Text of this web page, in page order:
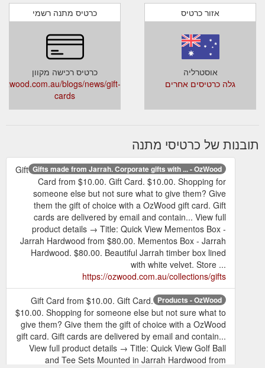
כרטיס מתנה רשמי
כרטיס רכישה מקוון
ozwood.com.au/blogs/news/gift-
cards
אזור כרטיס
אוסטרליה
גלה כרטיסים אחרים
תובנות של כרטיסי מתנה
Gifts made from Jarrah. Corporate gifts with ... - OzWood
Gift
Card from $10.00. Gift Card. $10.00. Shopping for
someone else but not sure what to give them? Give
them the gift of choice with a OzWood gift card. Gift
cards are delivered by email and contain... View full
product details → Title: Quick View Mementos Box -
Jarrah Hardwood from $80.00. Mementos Box - Jarrah
Hardwood. $80.00. Beautiful Jarrah timber box lined
with white velvet. Store ...
https://ozwood.com.au/collections/gifts
Products - OzWood
Gift Card from $10.00. Gift Card.
$10.00. Shopping for someone else but not sure what to
give them? Give them the gift of choice with a OzWood
gift card. Gift cards are delivered by email and contain...
View full product details → Title: Quick View Golf Ball
and Tee Sets Mounted in Jarrah Hardwood from